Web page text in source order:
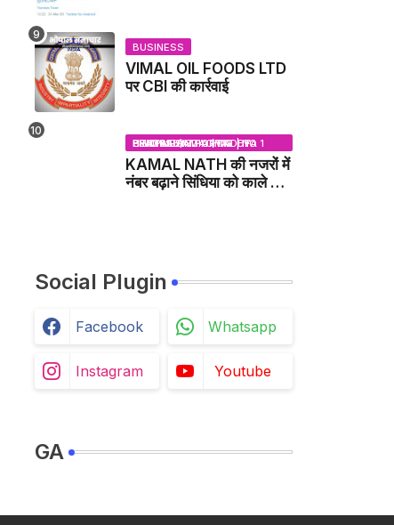
BUSINESS
VIMAL OIL FOODS LTD
पर CBI की कार्रवाई
BHOPAL SAMACHAR | NO 1 HINDI NEWS PORTAL OF CENTRAL INDIA (MADHYA PRADESH)
KAMAL NATH की नजरों में
नंबर बढ़ाने सिंधिया को काले झंडे
Social Plugin
Facebook Whatsapp
Instagram Youtube
GA